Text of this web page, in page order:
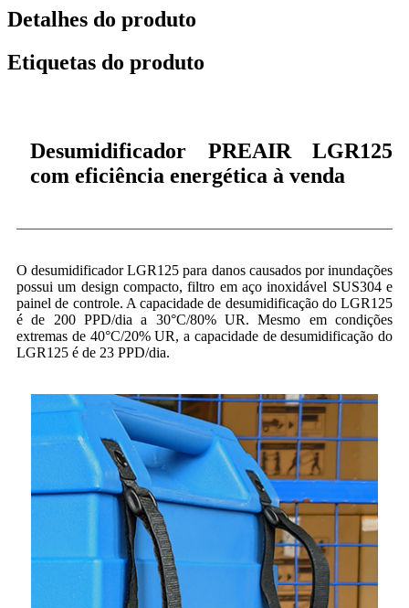
Detalhes do produto
Etiquetas do produto
Desumidificador PREAIR LGR125
com eficiência energética à venda
O desumidificador LGR125 para danos causados ​​por inundações
possui um design compacto, filtro em aço inoxidável SUS304 e
painel de controle. A capacidade de desumidificação do LGR125
é de 200 PPD/dia a 30°C/80% UR. Mesmo em condições
extremas de 40°C/20% UR, a capacidade de desumidificação do
LGR125 é de 23 PPD/dia.